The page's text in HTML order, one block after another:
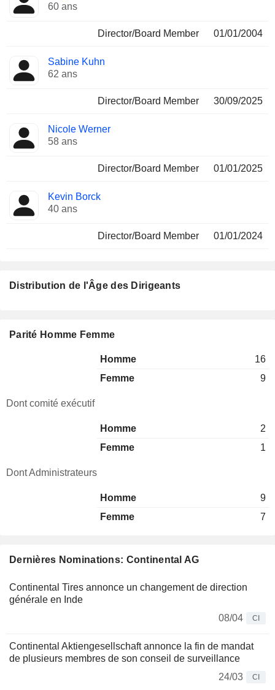
60 ans
Director/Board Member 01/01/2004
Sabine Kuhn
62 ans
Director/Board Member 30/09/2025
Nicole Werner
58 ans
Director/Board Member 01/01/2025
Kevin Borck
40 ans
Director/Board Member 01/01/2024
Dernières Nominations: Continental AG
Continental Tires annonce un changement de direction
générale en Inde
08/04
CI
Continental Aktiengesellschaft annonce la fin de mandat
de plusieurs membres de son conseil de surveillance
24/03
CI
Distribution de l'Âge des Dirigeants
Parité Homme Femme
Homme
16
Femme
9
Dont comité exécutif
Homme
2
Femme
1
Dont Administrateurs
Homme
9
Femme
7